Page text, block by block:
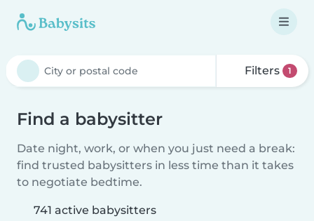
Filters 1
Find a babysitter
Date night, work, or when you just need a break:
find trusted babysitters in less time than it takes
to negotiate bedtime.
741 active babysitters